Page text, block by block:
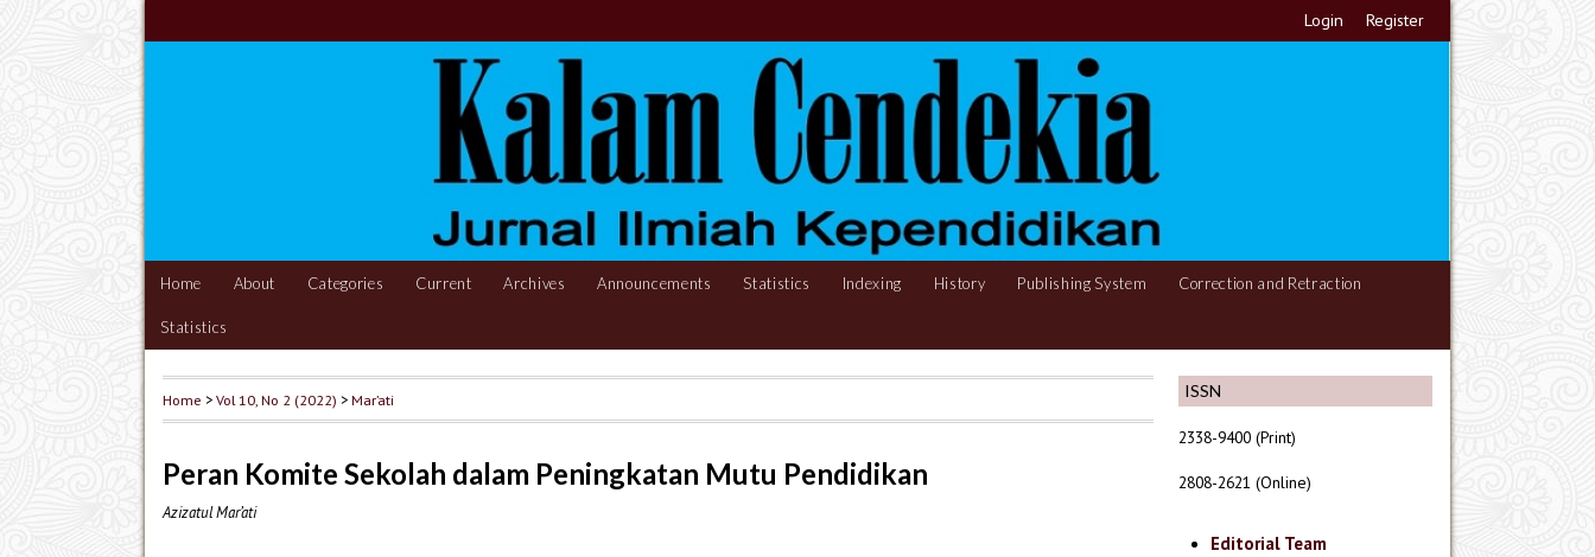
Login Register
Home About Categories Current Archives Announcements Statistics Indexing History Publishing System Correction and Retraction
Statistics
ISSN
2338-9400 (Print)
2808-2621 (Online)
Editorial Team
Home >Vol 10, No 2 (2022) >Mar’ati
Peran Komite Sekolah dalam Peningkatan Mutu Pendidikan
Azizatul Mar’ati